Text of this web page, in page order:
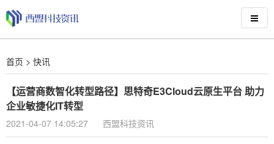
首页 > 快讯
【运营商数智化转型路径】思特奇E3Cloud云原生平台 助力
企业敏捷化IT转型
2021-04-07 14:05:27 西盟科技资讯